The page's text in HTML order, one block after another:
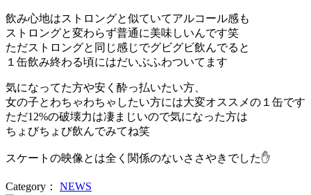
飲み心地はストロングと似ていてアルコール感も
ストロングと変わらず普通に美味しいんです笑
ただストロングと同じ感じでグビグビ飲んでると
１缶飲み終わる頃にはだいぶふわついてます
気になってた方や安く酔っ払いたい方、
女の子とわちゃわちゃしたい方には大変オススメの１缶です
ただ12%の破壊力は凄まじいので気になった方は
ちょびちょび飲んでみてね笑
スケートの映像とは全く関係のないささやきでした✋
Category： NEWS